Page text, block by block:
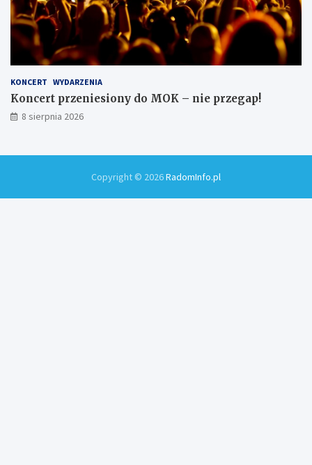
KONCERT WYDARZENIA
Koncert przeniesiony do MOK – nie przegap!
8 sierpnia 2026
Copyright © 2026RadomInfo.pl